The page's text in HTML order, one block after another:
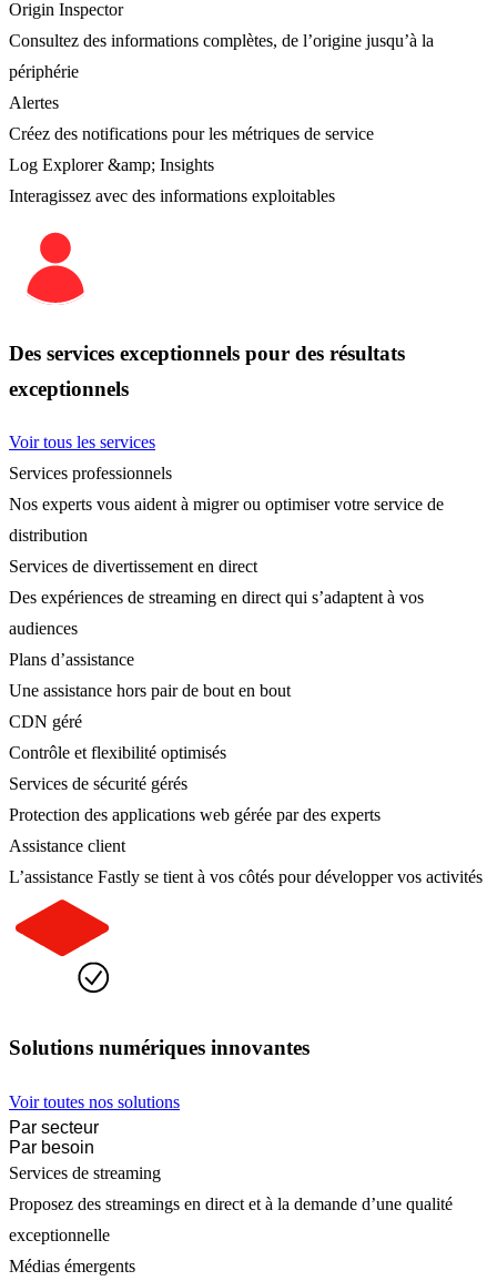
Origin Inspector
Consultez des informations complètes, de l’origine jusqu’à la
périphérie
Alertes
Créez des notifications pour les métriques de service
Log Explorer &amp; Insights
Interagissez avec des informations exploitables
Des services exceptionnels pour des résultats
exceptionnels
Voir tous les services
Services professionnels
Nos experts vous aident à migrer ou optimiser votre service de
distribution
Services de divertissement en direct
Des expériences de streaming en direct qui s’adaptent à vos
audiences
Plans d’assistance
Une assistance hors pair de bout en bout
CDN géré
Contrôle et flexibilité optimisés
Services de sécurité gérés
Protection des applications web gérée par des experts
Assistance client
L’assistance Fastly se tient à vos côtés pour développer vos activités
Solutions numériques innovantes
Voir toutes nos solutions
Par secteur
Par besoin
Services de streaming
Proposez des streamings en direct et à la demande d’une qualité
exceptionnelle
Médias émergents